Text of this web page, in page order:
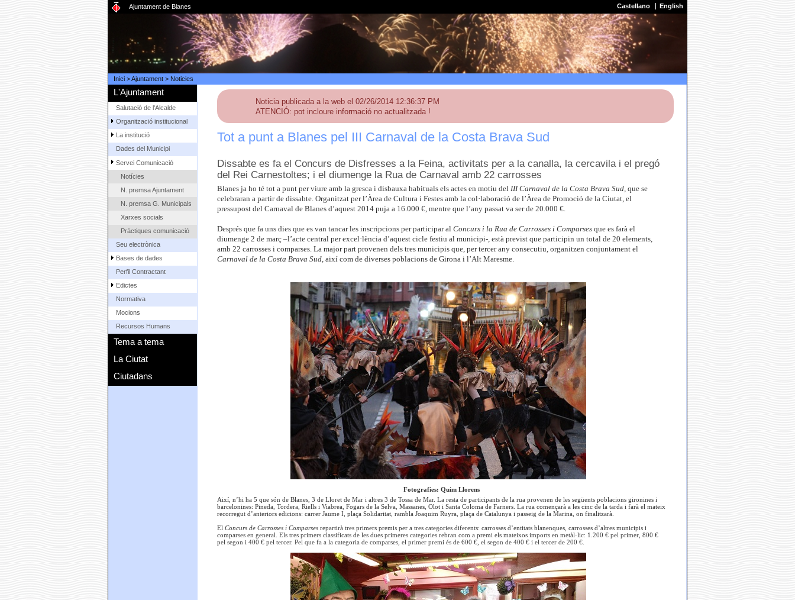
Ajuntament de Blanes Castellano English
Inici>Ajuntament> Noticies
L'Ajuntament
Salutació de l'Alcalde
Organització institucional
La institució
Dades del Municipi
Servei Comunicació
Notícies
N. premsa Ajuntament
N. premsa G. Municipals
Xarxes socials
Pràctiques comunicació
Seu electrònica
Bases de dades
Perfil Contractant
Edictes
Normativa
Mocions
Recursos Humans
Tema a tema
La Ciutat
Ciutadans
Noticia publicada a la web el 02/26/2014 12:36:37 PM
ATENCIÓ: pot incloure informació no actualitzada !
Tot a punt a Blanes pel III Carnaval de la Costa Brava Sud
Dissabte es fa el Concurs de Disfresses a la Feina, activitats per a la canalla, la cercavila i el pregó
del Rei Carnestoltes; i el diumenge la Rua de Carnaval amb 22 carrosses
Blanes ja ho té tot a punt per viure amb la gresca i disbauxa habituals els actes en motiu del III Carnaval de la Costa Brava Sud, que se
celebraran a partir de dissabte. Organitzat per l’Àrea de Cultura i Festes amb la col·laboració de l’Àrea de Promoció de la Ciutat, el
pressupost del Carnaval de Blanes d’aquest 2014 puja a 16.000 €, mentre que l’any passat va ser de 20.000 €.
Després que fa uns dies que es van tancar les inscripcions per participar al Concurs i la Rua de Carrosses i Comparses que es farà el
diumenge 2 de març –l’acte central per excel·lència d’aquest cicle festiu al municipi-, està previst que participin un total de 20 elements,
amb 22 carrosses i comparses. La major part provenen dels tres municipis que, per tercer any consecutiu, organitzen conjuntament el
Carnaval de la Costa Brava Sud, així com de diverses poblacions de Girona i l’Alt Maresme.
Fotografies: Quim Llorens
Així, n’hi ha 5 que són de Blanes, 3 de Lloret de Mar i altres 3 de Tossa de Mar. La resta de participants de la rua provenen de les següents poblacions gironines i
barcelonines: Pineda, Tordera, Riells i Viabrea, Fogars de la Selva, Massanes, Olot i Santa Coloma de Farners. La rua començarà a les cinc de la tarda i farà el mateix
recorregut d’anteriors edicions: carrer Jaume I, plaça Solidaritat, rambla Joaquim Ruyra, plaça de Catalunya i passeig de la Marina, on finalitzarà.
El Concurs de Carrosses i Comparses repartirà tres primers premis per a tres categories diferents: carrosses d’entitats blanenques, carrosses d’altres municipis i
comparses en general. Els tres primers classificats de les dues primeres categories rebran com a premi els mateixos imports en metàl·lic: 1.200 € pel primer, 800 €
pel segon i 400 € pel tercer. Pel que fa a la categoria de comparses, el primer premi és de 600 €, el segon de 400 € i el tercer de 200 €.